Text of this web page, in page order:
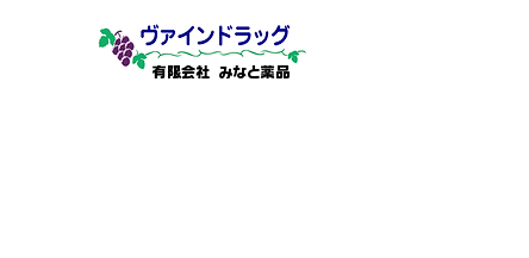
有限会社 みなと薬品